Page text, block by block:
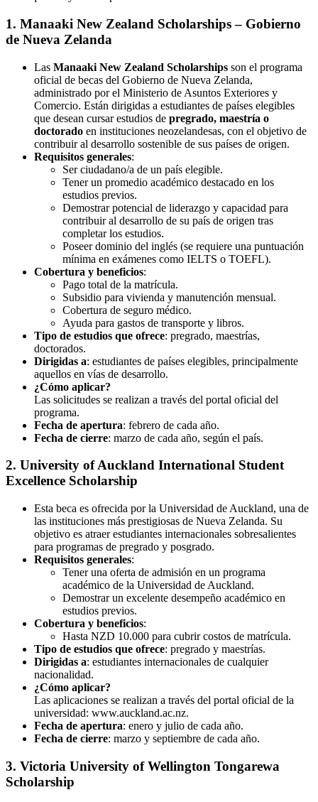
1. Manaaki New Zealand Scholarships – Gobierno
de Nueva Zelanda
Las Manaaki New Zealand Scholarships son el programa
oficial de becas del Gobierno de Nueva Zelanda,
administrado por el Ministerio de Asuntos Exteriores y
Comercio. Están dirigidas a estudiantes de países elegibles
que desean cursar estudios de pregrado, maestría o
doctorado en instituciones neozelandesas, con el objetivo de
contribuir al desarrollo sostenible de sus países de origen.
Requisitos generales:
Ser ciudadano/a de un país elegible.
Tener un promedio académico destacado en los
estudios previos.
Demostrar potencial de liderazgo y capacidad para
contribuir al desarrollo de su país de origen tras
completar los estudios.
Poseer dominio del inglés (se requiere una puntuación
mínima en exámenes como IELTS o TOEFL).
Cobertura y beneficios:
Pago total de la matrícula.
Subsidio para vivienda y manutención mensual.
Cobertura de seguro médico.
Ayuda para gastos de transporte y libros.
Tipo de estudios que ofrece: pregrado, maestrías,
doctorados.
Dirigidas a: estudiantes de países elegibles, principalmente
aquellos en vías de desarrollo.
¿Cómo aplicar?
Las solicitudes se realizan a través del portal oficial del
programa.
Fecha de apertura: febrero de cada año.
Fecha de cierre: marzo de cada año, según el país.
2. University of Auckland International Student
Excellence Scholarship
Esta beca es ofrecida por la Universidad de Auckland, una de
las instituciones más prestigiosas de Nueva Zelanda. Su
objetivo es atraer estudiantes internacionales sobresalientes
para programas de pregrado y posgrado.
Requisitos generales:
Tener una oferta de admisión en un programa
académico de la Universidad de Auckland.
Demostrar un excelente desempeño académico en
estudios previos.
Cobertura y beneficios:
Hasta NZD 10.000 para cubrir costos de matrícula.
Tipo de estudios que ofrece: pregrado y maestrías.
Dirigidas a: estudiantes internacionales de cualquier
nacionalidad.
¿Cómo aplicar?
Las aplicaciones se realizan a través del portal oficial de la
universidad: www.auckland.ac.nz.
Fecha de apertura: enero y julio de cada año.
Fecha de cierre: marzo y septiembre de cada año.
3. Victoria University of Wellington Tongarewa
Scholarship